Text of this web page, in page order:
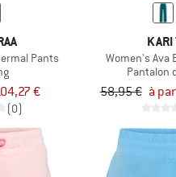
Pants
€
(0)
KARI
Women's Ava
Pantalon
58,95 € à